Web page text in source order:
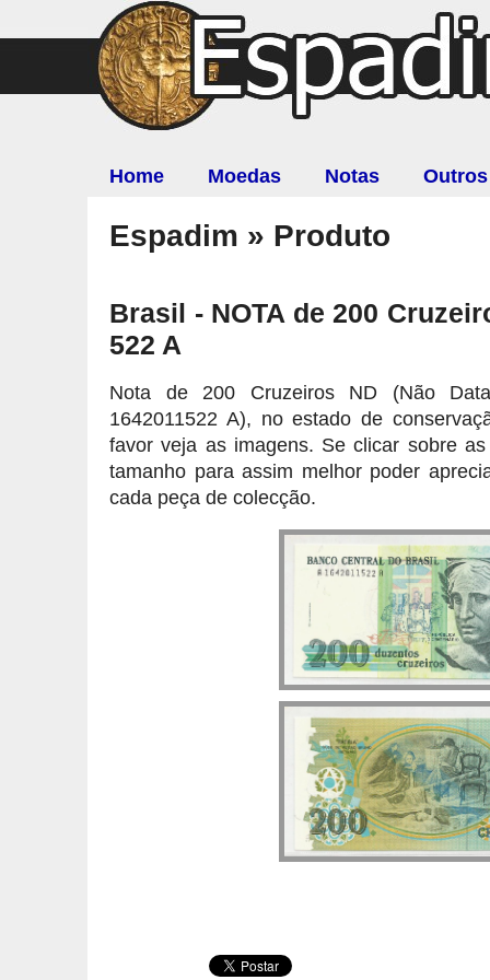
Home Moedas Notas Outros
Espadim » Produto
Brasil - NOTA de 200
522 A
Nota de 200 Cruzeiros ND (Não
1642011522 A), no estado de
favor veja as imagens. Se clicar sobre
tamanho para assim melhor poder
cada peça de colecção.